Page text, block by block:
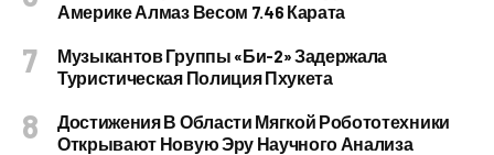
Америке Алмаз Весом 7.46 Карата
Музыкантов Группы «Би-2» Задержала
Туристическая Полиция Пхукета
Достижения В Области Мягкой Робототехники
Открывают Новую Эру Научного Анализа